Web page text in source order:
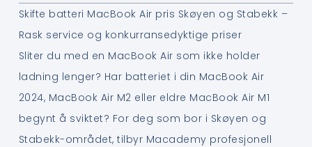
Skifte batteri MacBook Air pris Skøyen og Stabekk –
Rask service og konkurransedyktige priser
Sliter du med en MacBook Air som ikke holder
ladning lenger? Har batteriet i din MacBook Air
2024, MacBook Air M2 eller eldre MacBook Air M1
begynt å sviktet? For deg som bor i Skøyen og
Stabekk-området, tilbyr Macademy profesjonell